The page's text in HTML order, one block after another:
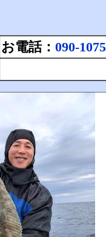
お電話： 090-